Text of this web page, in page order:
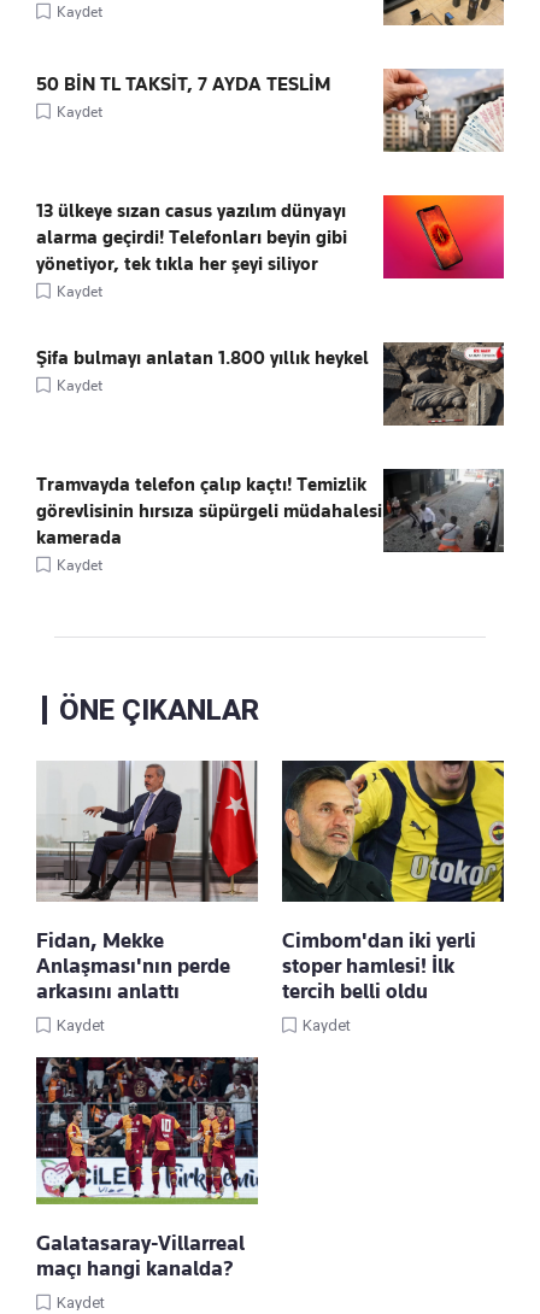
Kaydet
50 BİN TL TAKSİT, 7 AYDA TESLİM
Kaydet
13 ülkeye sızan casus yazılım dünyayı
alarma geçirdi! Telefonları beyin gibi
yönetiyor, tek tıkla her şeyi siliyor
Kaydet
Şifa bulmayı anlatan 1.800 yıllık heykel
Kaydet
Tramvayda telefon çalıp kaçtı! Temizlik
görevlisinin hırsıza süpürgeli müdahalesi
kamerada
Kaydet
ÖNE ÇIKANLAR
Fidan, Mekke
Anlaşması'nın perde
arkasını anlattı
Kaydet
Cimbom'dan iki yerli
stoper hamlesi! İlk
tercih belli oldu
Kaydet
Galatasaray-Villarreal
maçı hangi kanalda?
Kaydet